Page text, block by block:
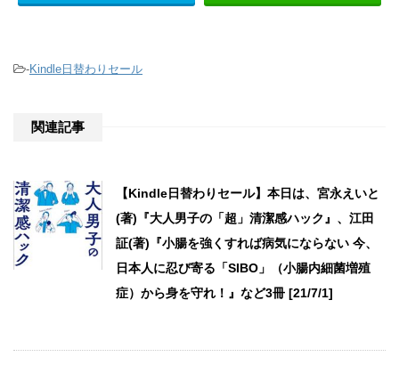
-Kindle日替わりセール
関連記事
【Kindle日替わりセール】本日は、宮永えいと
(著)『大人男子の「超」清潔感ハック』、江田
証(著)『小腸を強くすれば病気にならない 今、
日本人に忍び寄る「SIBO」（小腸内細菌増殖
症）から身を守れ！』など3冊 [21/7/1]